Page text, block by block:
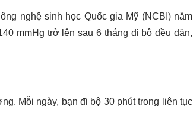
nghệ sinh học Quốc gia Mỹ (NCBI) năm
mmHg trở lên sau 6 tháng đi bộ đều đặn,
Mỗi ngày, bạn đi bộ 30 phút trong liên tục